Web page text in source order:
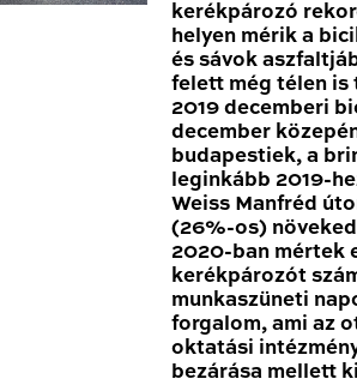
kerékpározó
helyen mérik a
és sávok
felett még télen is
2019 decemberi
december
budapestiek, a
leginkább 2019-
Weiss Manfréd
(26%-os)
2020-ban mértek
kerékpározót
munkaszüneti
forgalom, ami az
oktatási
bezárása mellett